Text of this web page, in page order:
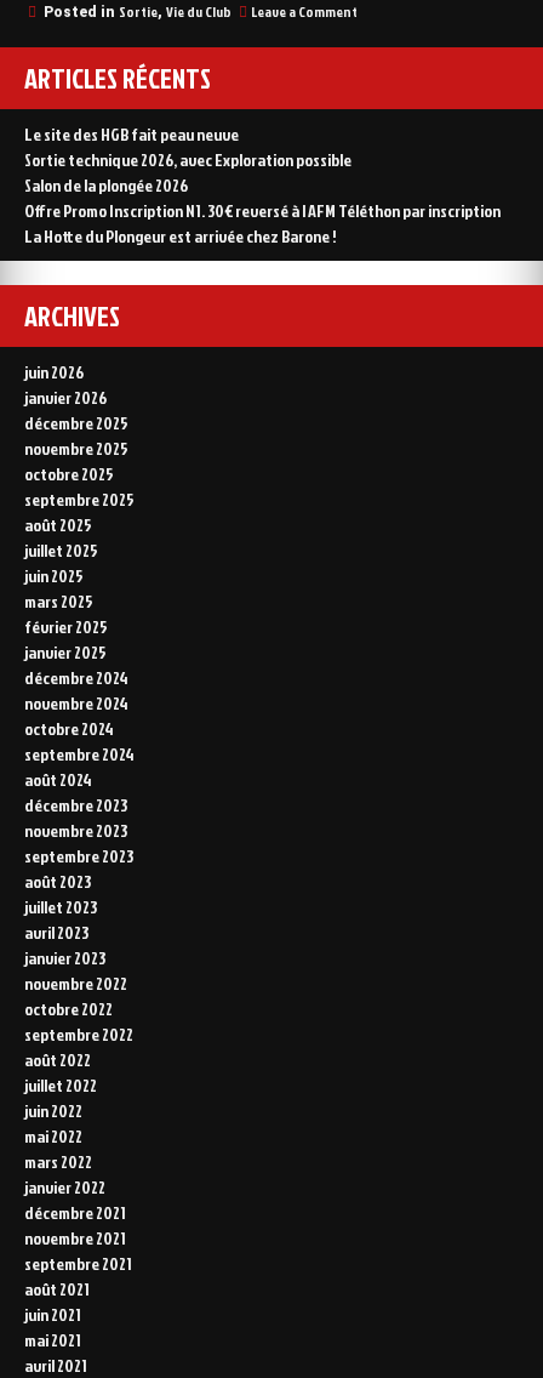
22/05/2021
au
Posted in Sortie, Vie du Club Leave a Comment
Erquy
au
ARTICLES RÉCENTS
Le site des HGB fait peau neuve
Sortie technique 2026, avec Exploration possible
Salon de la plongée 2026
Offre Promo Inscription N1. 30€ reversé à l AFM Téléthon par inscription
La Hotte du Plongeur est arrivée chez Barone !
ARCHIVES
juin 2026
janvier 2026
décembre 2025
novembre 2025
octobre 2025
septembre 2025
août 2025
juillet 2025
juin 2025
mars 2025
février 2025
janvier 2025
décembre 2024
novembre 2024
octobre 2024
septembre 2024
août 2024
décembre 2023
novembre 2023
septembre 2023
août 2023
juillet 2023
avril 2023
janvier 2023
novembre 2022
octobre 2022
septembre 2022
août 2022
juillet 2022
juin 2022
mai 2022
mars 2022
janvier 2022
décembre 2021
novembre 2021
septembre 2021
août 2021
juin 2021
mai 2021
avril 2021